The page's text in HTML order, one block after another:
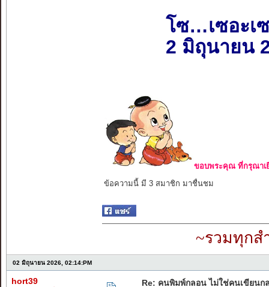
โซ…เซอะเ
2 มิถุนายน
ขอบพระคุณ ที่กรุณาเ
ข้อความนี้ มี 3 สมาชิก มาชื่นชม
~รวมทุกส
02 มิถุนายน 2026, 02:14:PM
hort39 Re: คนพิมพ์กลอน ไม่ใช่คนเขียนก